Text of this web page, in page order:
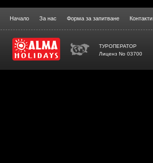
Начало За нас Форма за запитване Контакти
ТУРОПЕРАТОР
Лиценз No 03700